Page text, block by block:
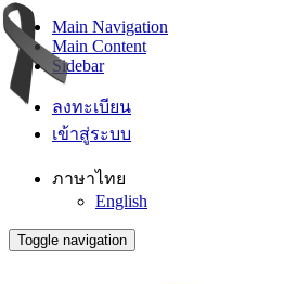
Main Navigation
Main Content
Sidebar
ลงทะเบียน
เข้าสู่ระบบ
ภาษาไทย
English
Toggle navigation